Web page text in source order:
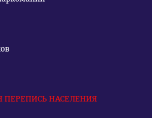
ПЕРЕПИСЬ НАСЕЛЕНИЯ